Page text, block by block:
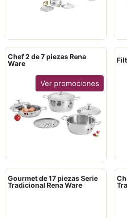
Chef 2 de 7 piezas Rena
Ware
Ver promociones
Gourmet de 17 piezas Serie
Tradicional Rena Ware